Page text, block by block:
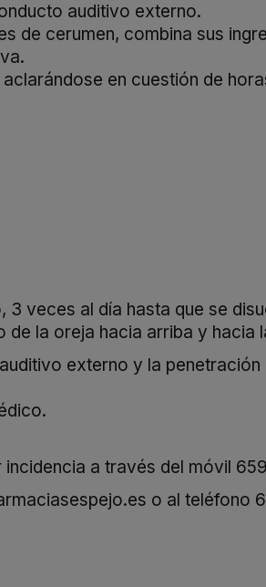
auditivo externo.
de cerumen, combina sus
en cuestión de
veces al día hasta que se
de la oreja hacia arriba y
externo y la
a través del móvil
o al teléfono